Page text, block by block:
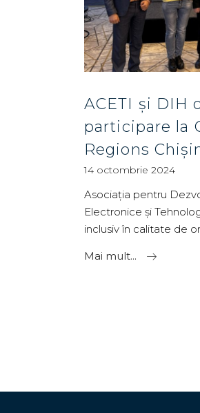
ACETI și DIH
participare la
Regions
14 octombrie 2024
Asociația pentru
Electronice și
inclusiv în calitate de
Mai mult...